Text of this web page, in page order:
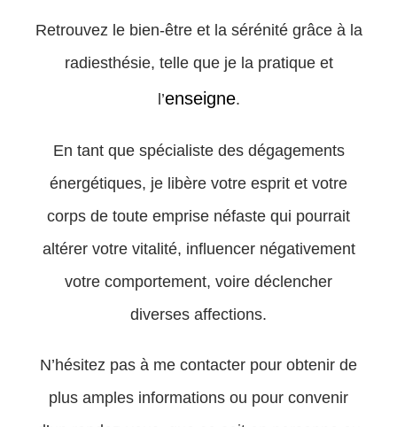
Retrouvez le bien-être et la sérénité grâce à la
radiesthésie, telle que je la pratique et
l’enseigne.
En tant que spécialiste des dégagements
énergétiques, je libère votre esprit et votre
corps de toute emprise néfaste qui pourrait
altérer votre vitalité, influencer négativement
votre comportement, voire déclencher
diverses affections.
N’hésitez pas à me contacter pour obtenir de
plus amples informations ou pour convenir